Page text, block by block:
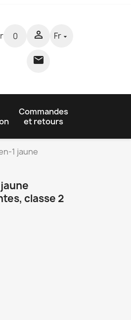
0 

Fr 
Commandes
et retours
1 jaune
classe 2